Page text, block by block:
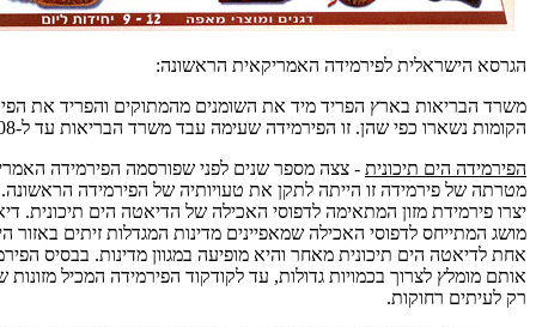
הגרסא הישראלית לפירמידה האמריקאית הראשונה:
משרד הבריאות בארץ הפריד מיד את השומנים מהמתוקים והפריד את
הקומות נשארו כפי שהן. זו הפירמידה שעימה עבד משרד הבריאות עד ל-2008.
הפירמידה הים תיכונית - צצה מספר שנים לפני שפורסמה הפירמידה
מטרתה של פירמידה זו הייתה לתקן את טעויותיה של הפירמידה
יצרו פירמידת מזון המתאימה לדפוסי האכילה של הדיאטה הים תיכונית.
מושג המתייחס לדפוסי האכילה שמאפיינים מדינות המגדלות זיתים באזור
אחת לדיאטה הים תיכונית מאחר והיא מופיעה במגוון מדינות. בבסיס
אותם מומלץ לצרוך בכמויות גדולות, עד לקודקוד הפירמידה המכיל
רק לעיתים רחוקות.